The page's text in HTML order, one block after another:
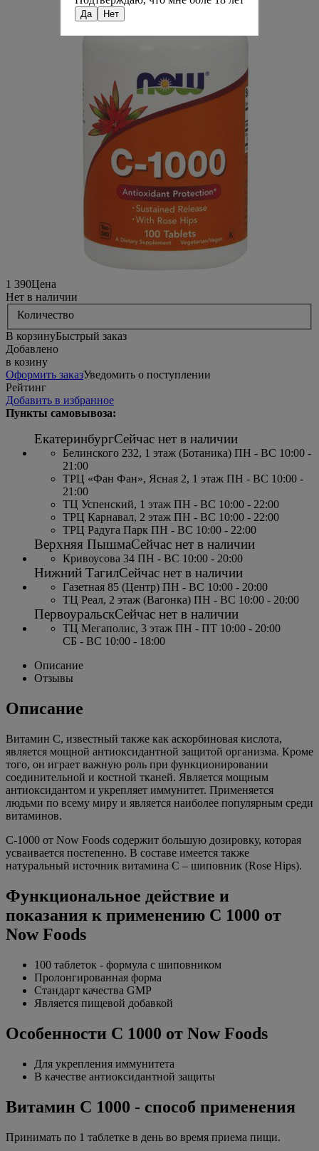
1 390Цена
Нет в наличии
Количество
В корзинуБыстрый заказ
Добавлено
в козину
Оформить заказУведомить о поступлении
Рейтинг
Добавить в избранное
Пункты самовывоза:
ЕкатеринбургСейчас нет в наличии
Белинского 232, 1 этаж (Ботаника) ПН - ВС 10:00 -
21:00
ТРЦ «Фан Фан», Ясная 2, 1 этаж ПН - ВС 10:00 -
21:00
ТЦ Успенский, 1 этаж ПН - ВС 10:00 - 22:00
ТРЦ Карнавал, 2 этаж ПН - ВС 10:00 - 22:00
ТРЦ Радуга Парк ПН - ВС 10:00 - 22:00
Верхняя ПышмаСейчас нет в наличии
Кривоусова 34 ПН - ВС 10:00 - 20:00
Нижний ТагилСейчас нет в наличии
Газетная 85 (Центр) ПН - ВС 10:00 - 20:00
ТЦ Реал, 2 этаж (Вагонка) ПН - ВС 10:00 - 20:00
ПервоуральскСейчас нет в наличии
ТЦ Мегаполис, 3 этаж ПН - ПТ 10:00 - 20:00
СБ - ВС 10:00 - 18:00
Описание
Отзывы
Описание
Витамин С, известный также как аскорбиновая кислота,
является мощной антиоксидантной защитой организма. Кроме
того, он играет важную роль при функционировании
соединительной и костной тканей. Является мощным
антиоксидантом и укрепляет иммунитет. Применяется
людьми по всему миру и является наиболее популярным среди
витаминов.
C-1000 от Now Foods содержит большую дозировку, которая
усваивается постепенно. В составе имеется также
натуральный источник витамина С – шиповник (Rose Hips).
Функциональное действие и
показания к применению С 1000 от
Now Foods
100 таблеток - формула с шиповником
Пролонгированная форма
Стандарт качества GMP
Является пищевой добавкой
Особенности С 1000 от Now Foods
Для укрепления иммунитета
В качестве антиоксидантной защиты
Витамин С 1000 - способ применения
Принимать по 1 таблетке в день во время приема пищи.
Да Нет